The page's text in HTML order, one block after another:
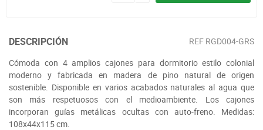
DESCRIPCIÓN REF RGD004-GRS
Cómoda con 4 amplios cajones para dormitorio estilo colonial
moderno y fabricada en madera de pino natural de origen
sostenible. Disponible en varios acabados naturales al agua que
son más respetuosos con el medioambiente. Los cajones
incorporan guías metálicas ocultas con auto-freno. Medidas:
108x44x115 cm.